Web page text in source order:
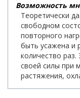
Возможность
Теоретически
свободном
повторного
быть усажена и
количество
своей силы при
растяжения,